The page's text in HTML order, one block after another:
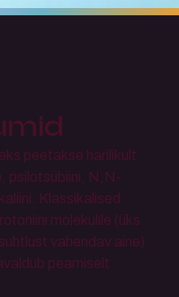
peetakse harilikult
psilotsübiini, N,N-
Klassikalised
molekulile (üks
vahendav aine)
peamiselt